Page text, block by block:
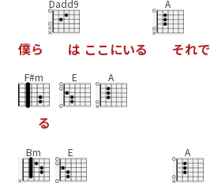
僕ら
Dadd9
は こ こ にいる
A
それで
F#m
る
E A
Bm E A